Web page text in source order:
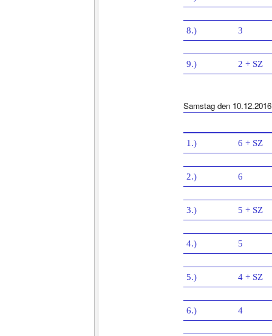
8.) 3
9.) 2 + SZ
Samstag den 10.12.2016
1.) 6 + SZ
2.) 6
3.) 5 + SZ
4.) 5
5.) 4 + SZ
6.) 4